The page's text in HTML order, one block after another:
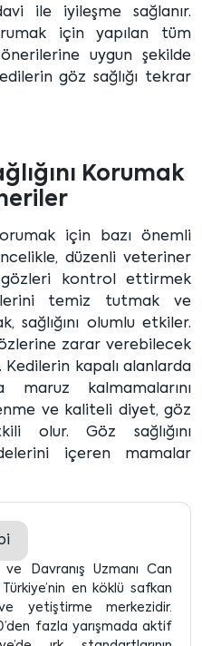
ile iyileşme sağlanır.
için yapılan tüm
uygun şekilde
göz sağlığı tekrar
Korumak
için bazı önemli
düzenli veteriner
kontrol ettirmek
temiz tutmak ve
sağlığını olumlu etkiler.
zarar verebilecek
Kedilerin kapalı alanlarda
kalmamalarını
ve kaliteli diyet, göz
olur. Göz sağlığını
içeren mamalar
Davranış Uzmanı Can
en köklü safkan
yetiştirme merkezidir.
fazla yarışmada aktif